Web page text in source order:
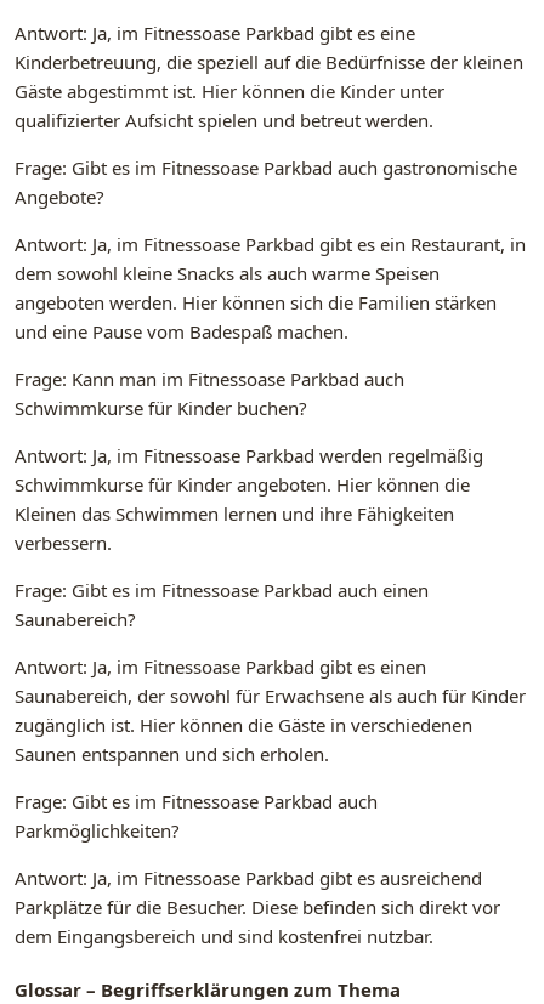
Antwort: Ja, im Fitnessoase Parkbad gibt es eine
Kinderbetreuung, die speziell auf die Bedürfnisse der kleinen
Gäste abgestimmt ist. Hier können die Kinder unter
qualifizierter Aufsicht spielen und betreut werden.
Frage: Gibt es im Fitnessoase Parkbad auch gastronomische
Angebote?
Antwort: Ja, im Fitnessoase Parkbad gibt es ein Restaurant, in
dem sowohl kleine Snacks als auch warme Speisen
angeboten werden. Hier können sich die Familien stärken
und eine Pause vom Badespaß machen.
Frage: Kann man im Fitnessoase Parkbad auch
Schwimmkurse für Kinder buchen?
Antwort: Ja, im Fitnessoase Parkbad werden regelmäßig
Schwimmkurse für Kinder angeboten. Hier können die
Kleinen das Schwimmen lernen und ihre Fähigkeiten
verbessern.
Frage: Gibt es im Fitnessoase Parkbad auch einen
Saunabereich?
Antwort: Ja, im Fitnessoase Parkbad gibt es einen
Saunabereich, der sowohl für Erwachsene als auch für Kinder
zugänglich ist. Hier können die Gäste in verschiedenen
Saunen entspannen und sich erholen.
Frage: Gibt es im Fitnessoase Parkbad auch
Parkmöglichkeiten?
Antwort: Ja, im Fitnessoase Parkbad gibt es ausreichend
Parkplätze für die Besucher. Diese befinden sich direkt vor
dem Eingangsbereich und sind kostenfrei nutzbar.
Glossar – Begriffserklärungen zum Thema